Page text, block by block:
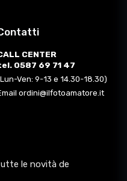
CENTER
0587 69 71 47
Ven: 9-13 e 14.30-18.30)
ordini@ilfotoamatore.it
le novità de